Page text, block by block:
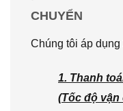
CHUYỂN
Chúng tôi áp
1. Thanh
(Tốc độ vận